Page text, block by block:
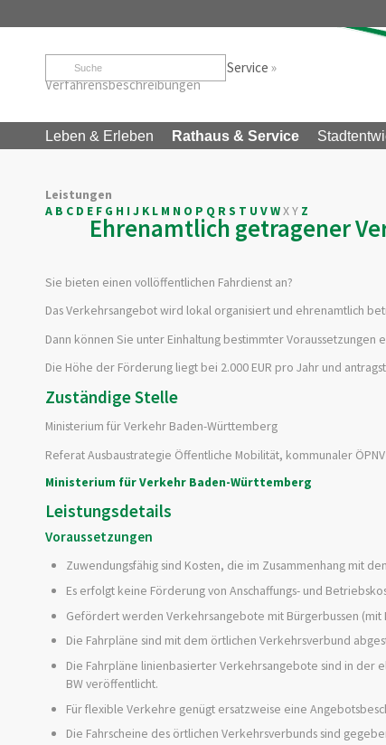
Startseite Service »
Verfahrensbeschreibungen
Leben & Erleben Rathaus & Service
Leistungen
A B C D E F G H I J K L M N O P Q RS T U VWXY Z
Ehrenamtlich getragener
Sie bieten einen vollöffentlichen Fahrdienst an?
Das Verkehrsangebot wird lokal organisiert und ehrenamtlich
Dann können Sie unter Einhaltung bestimmter Voraussetzungen
Die Höhe der Förderung liegt bei 2.000 EUR pro Jahr und
Zuständige Stelle
Ministerium für Verkehr Baden-Württemberg
Referat Ausbaustrategie Öffentliche Mobilität, kommunaler ÖPNV
Ministerium für Verkehr Baden-Württemberg
Leistungsdetails
Voraussetzungen
Zuwendungsfähig sind Kosten, die im Zusammenhang mit
Es erfolgt keine Förderung von Anschaffungs- und
Gefördert werden Verkehrsangebote mit Bürgerbussen
Die Fahrpläne sind mit dem örtlichen Verkehrsverbund
Die Fahrpläne linienbasierter Verkehrsangebote sind in der
BW veröffentlicht.
Für flexible Verkehre genügt ersatzweise eine
Die Fahrscheine des örtlichen Verkehrsverbunds sind